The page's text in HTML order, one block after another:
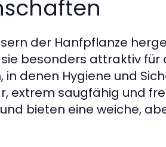
der Hanfpflanze
besonders attraktiv für
denen Hygiene und
extrem saugfähig und
bieten eine weiche,